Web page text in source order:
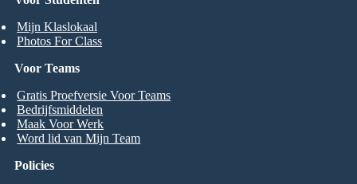
Mijn Klaslokaal
Photos For Class
Voor Teams
Gratis Proefversie Voor Teams
Bedrijfsmiddelen
Maak Voor Werk
Word lid van Mijn Team
Policies